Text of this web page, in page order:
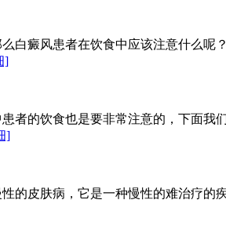
白癜风患者在饮食中应该注意什么呢
]
者的饮食也是要非常注意的，下面我
]
的皮肤病，它是一种慢性的难治疗的